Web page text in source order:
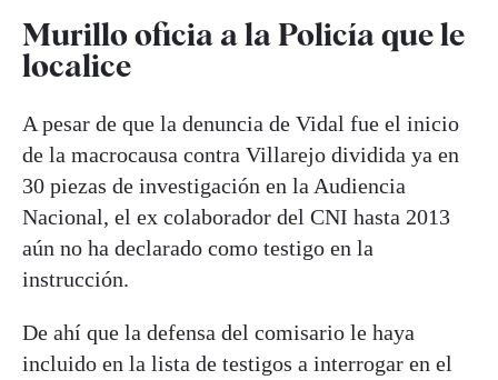
Murillo oficia a la Policía que le
localice
A pesar de que la denuncia de Vidal fue el inicio
de la macrocausa contra Villarejo dividida ya en
30 piezas de investigación en la Audiencia
Nacional, el ex colaborador del CNI hasta 2013
aún no ha declarado como testigo en la
instrucción.
De ahí que la defensa del comisario le haya
incluido en la lista de testigos a interrogar en el